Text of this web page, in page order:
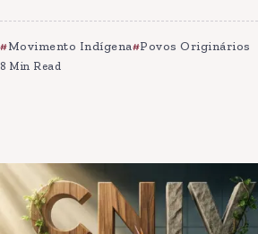
Movimento Indígena Povos Originários
8 Min Read